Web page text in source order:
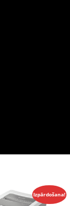
Izpārdošana!